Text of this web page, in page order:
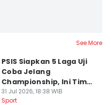
See More
PSIS Siapkan 5 Laga Uji
Coba Jelang
Championship, Ini Tim
Calon Lawan
31 Jul 2026, 18:38 WIB
Sport